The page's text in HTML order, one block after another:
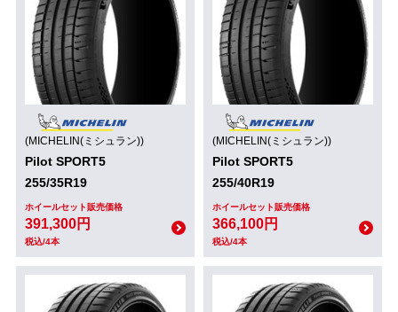
(MICHELIN(ミシュラン))
Pilot SPORT5
255/35R19
ホイールセット販売価格
391,300円
税込/4本
(MICHELIN(ミシュラン))
Pilot SPORT5
255/40R19
ホイールセット販売価格
366,100円
税込/4本